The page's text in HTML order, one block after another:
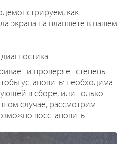
как
экрана на планшете в нашем
и проверяет степень
установить: необходима
в сборе, или только
случае, рассмотрим
восстановить.